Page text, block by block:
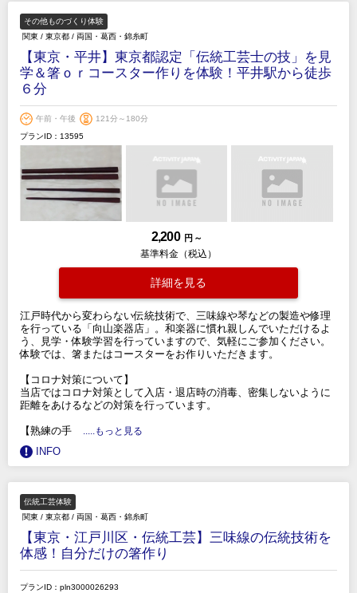
その他ものづくり体験
関東 / 東京都 / 両国・葛西・錦糸町
【東京・平井】東京都認定「伝統工芸士の技」を見
学＆箸ｏｒコースター作りを体験！平井駅から徒歩
６分
午前・午後
121分～180分
プランID：13595
2,200 円 ～
基準料金（税込）
詳細を見る
江戸時代から変わらない伝統技術で、三味線や琴などの製造や修理
を行っている「向山楽器店」。和楽器に慣れ親しんでいただけるよ
う、見学・体験学習を行っていますので、気軽にご参加ください。
体験では、箸またはコースターをお作りいただきます。
【コロナ対策について】
当店ではコロナ対策として入店・退店時の消毒、密集しないように
距離をあけるなどの対策を行っています。
【熟練の手 .....もっと見る
INFO
伝統工芸体験
関東 / 東京都 / 両国・葛西・錦糸町
【東京・江戸川区・伝統工芸】三味線の伝統技術を
体感！自分だけの箸作り
プランID：pln3000026293